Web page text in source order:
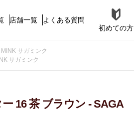
店舗一覧
よくある質問
初めての方
サガミンク
サガミンク
16 茶 ブラウン - SAGA